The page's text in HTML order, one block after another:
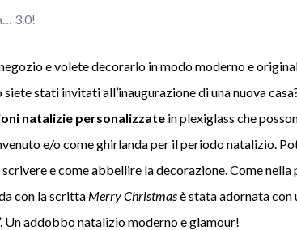
3.0!
e volete decorarlo in modo moderno e
siete stati invitati all’inaugurazione di una nuova
natalizie personalizzate in plexiglass che
e/o come ghirlanda per il periodo natalizio.
e come abbellire la decorazione. Come
con la scritta Merry Christmasè stata adornata con
Un addobbo natalizio moderno e glamour!